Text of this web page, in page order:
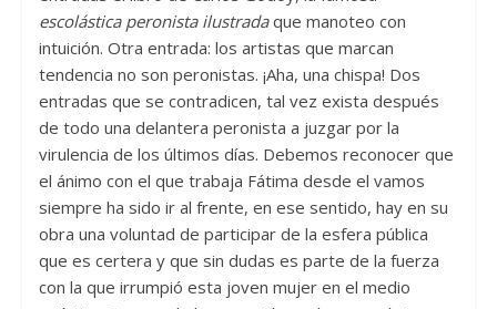
escolástica peronista ilustradaque manoteo con
intuición. Otra entrada: los artistas que marcan
tendencia no son peronistas. ¡Aha, una chispa! Dos
entradas que se contradicen, tal vez exista después
de todo una delantera peronista a juzgar por la
virulencia de los últimos días. Debemos reconocer que
el ánimo con el que trabaja Fátima desde el vamos
siempre ha sido ir al frente, en ese sentido, hay en su
obra una voluntad de participar de la esfera pública
que es certera y que sin dudas es parte de la fuerza
con la que irrumpió esta joven mujer en el medio